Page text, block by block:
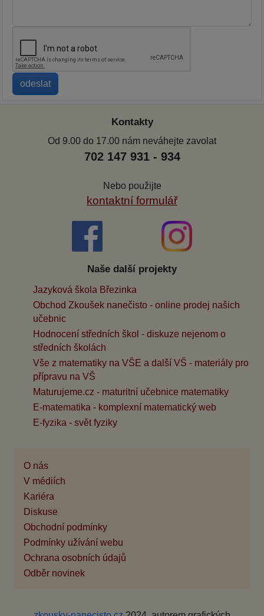
Kontakty
Od 9.00 do 17.00 nám neváhejte zavolat
702 147 931 - 934
Nebo použijte
kontaktní formulář
Naše další projekty
Jazyková škola Březinka
Obchod Zkoušek nanečisto - online prodej našich
učebnic
Hodnocení středních škol - diskuze nejenom o
středních školách
Vše z matematiky na VŠE a další VŠ - materiály pro
přípravu na VŠ
Maturujeme.cz - maturitní učebnice matematiky
E-matematika - komplexní matematický web
E-fyzika - svět fyziky
O nás
V médiích
Kariéra
Diskuse
Obchodní podmínky
Podmínky užívání webu
Ochrana osobních údajů
Odběr novinek